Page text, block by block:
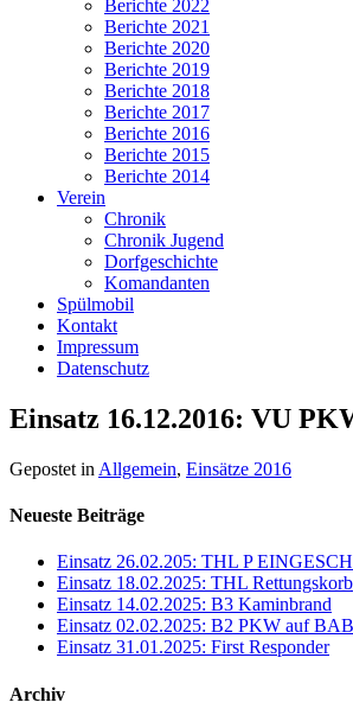
Berichte 2022
Berichte 2021
Berichte 2020
Berichte 2019
Berichte 2018
Berichte 2017
Berichte 2016
Berichte 2015
Berichte 2014
Verein
Chronik
Chronik Jugend
Dorfgeschichte
Komandanten
Spülmobil
Kontakt
Impressum
Datenschutz
Einsatz 16.12.2016: VU
Gepostet in Allgemein, Einsätze 2016
Neueste Beiträge
Einsatz 26.02.205: THL P
Einsatz 18.02.2025: THL Rettungskorb
Einsatz 14.02.2025: B3 Kaminbrand
Einsatz 02.02.2025: B2 PKW auf BAB
Einsatz 31.01.2025: First Responder
Archiv